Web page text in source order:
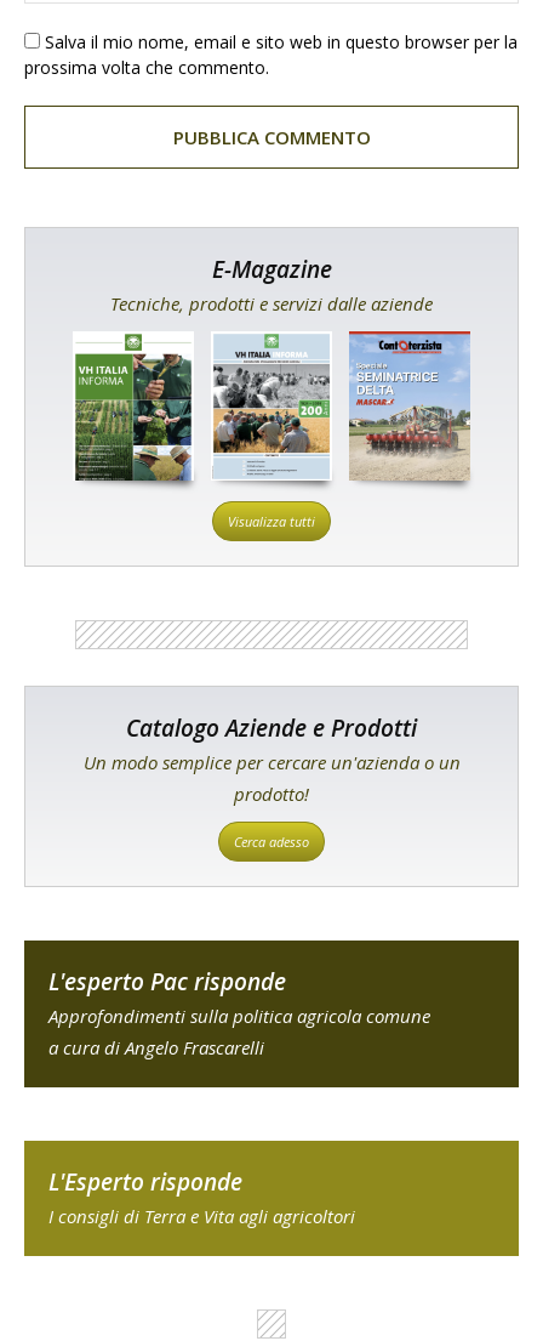
Salva il mio nome, email e sito web in questo browser per la
prossima volta che commento.
E-Magazine
Tecniche, prodotti e servizi dalle aziende
Visualizza tutti
Catalogo Aziende e Prodotti
Un modo semplice per cercare un'azienda o un
prodotto!
Cerca adesso
L'esperto Pac risponde
Approfondimenti sulla politica agricola comune
a cura di Angelo Frascarelli
L'Esperto risponde
I consigli di Terra e Vita agli agricoltori